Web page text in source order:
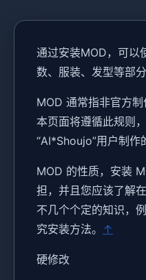
通过安装MOD，可以
数、服装、发型等部分
MOD 通常指非官方
本页面将遵循此规则
“AI*Shoujo”用户制
MOD 的性质，安装
担，并且您应该了解
不几个个定的知识，
究安装方法。 ↑
硬修改